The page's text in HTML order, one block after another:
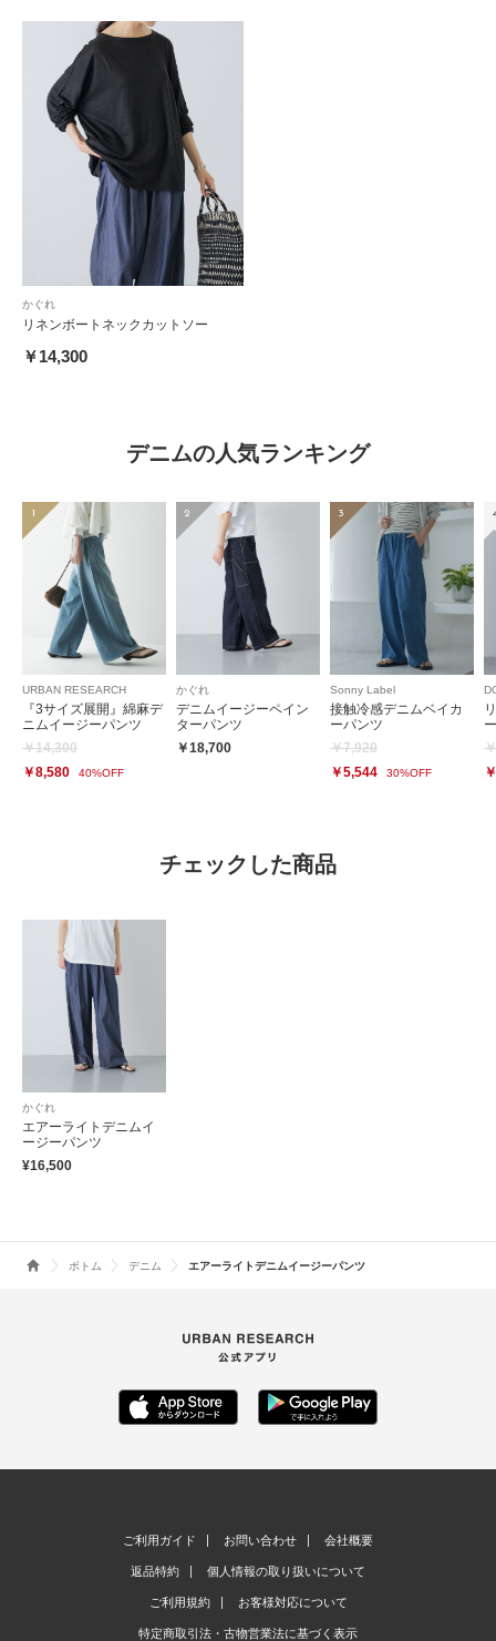
かぐれ
リネンボートネックカットソー
￥14,300
デニムの人気ランキング
1
URBAN RESEARCH
『3サイズ展開』綿麻デ
ニムイージーパンツ
￥14,300
￥8,580
40%OFF
2
かぐれ
デニムイージーペイン
ターパンツ
￥18,700
3
Sonny Label
接触冷感デニムベイカ
ーパンツ
￥7,920
￥5,544
30%OFF
チェックした商品
かぐれ
エアーライトデニムイ
ージーパンツ
¥16,500
ボトム デニム エアーライトデニムイージーパンツ
ご利用ガイド お問い合わせ 会社概要
返品特約 個人情報の取り扱いについて
ご利用規約 お客様対応について
特定商取引法・古物営業法に基づく表示